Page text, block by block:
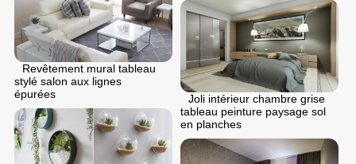
Revêtement mural tableau
stylé salon aux lignes
épurées
Joli intérieur chambre grise
tableau peinture paysage sol
en planches